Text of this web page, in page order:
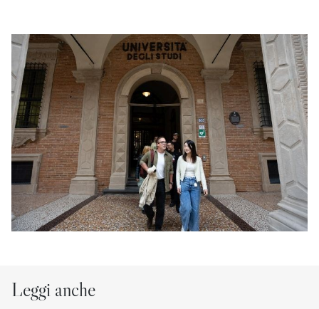
Leggi anche